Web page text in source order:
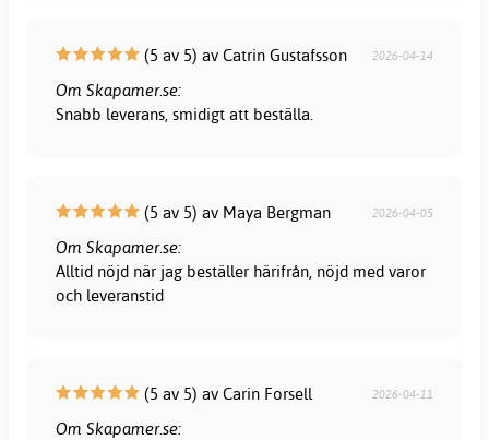
(5 av 5) av Catrin Gustafsson 2026-04-14
Om Skapamer.se:
Snabb leverans, smidigt att beställa.
(5 av 5) av Maya Bergman 2026-04-05
Om Skapamer.se:
Alltid nöjd när jag beställer härifrån, nöjd med varor
och leveranstid
(5 av 5) av Carin Forsell 2026-04-11
Om Skapamer.se: